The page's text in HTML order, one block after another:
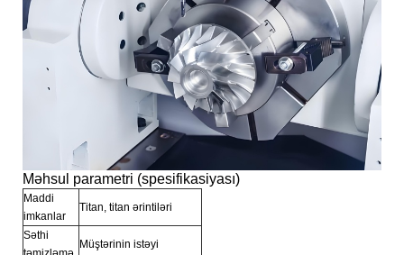
Məhsul parametri (spesifikasiyası)
Maddi
imkanlar
Titan, titan ərintiləri
Səthi
Müştərinin istəyi